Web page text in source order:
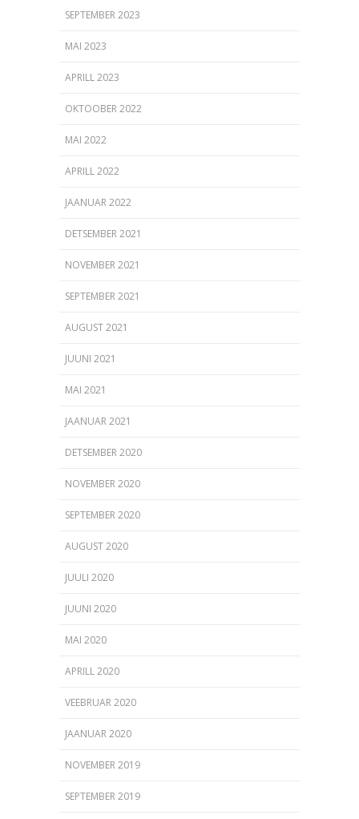
SEPTEMBER 2023
MAI 2023
APRILL 2023
OKTOOBER 2022
MAI 2022
APRILL 2022
JAANUAR 2022
DETSEMBER 2021
NOVEMBER 2021
SEPTEMBER 2021
AUGUST 2021
JUUNI 2021
MAI 2021
JAANUAR 2021
DETSEMBER 2020
NOVEMBER 2020
SEPTEMBER 2020
AUGUST 2020
JUULI 2020
JUUNI 2020
MAI 2020
APRILL 2020
VEEBRUAR 2020
JAANUAR 2020
NOVEMBER 2019
SEPTEMBER 2019